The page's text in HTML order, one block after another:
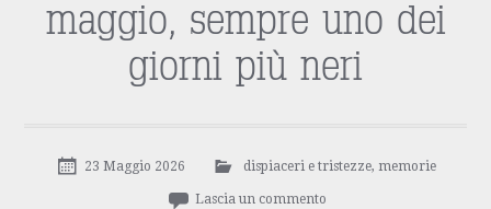
maggio, sempre uno dei
giorni più neri
23 Maggio 2026 dispiaceri e tristezze, memorie
Lascia un commento